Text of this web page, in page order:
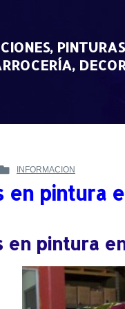
INFORMACION
en pintura
pintura